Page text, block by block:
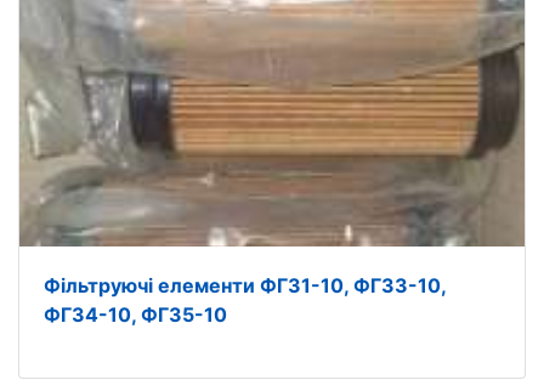
Фільтруючі елементи ФГ31-10, ФГ33-10,
ФГ34-10, ФГ35-10